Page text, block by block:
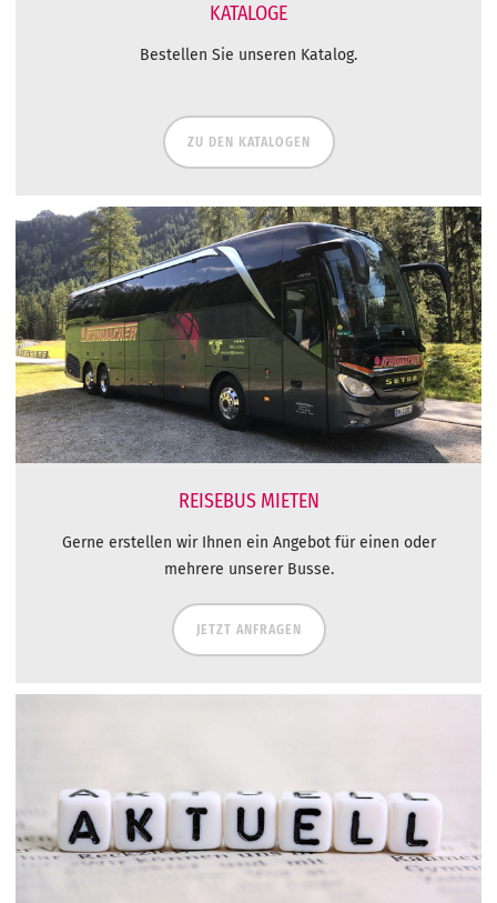
KATALOGE
Bestellen Sie unseren Katalog.
ZU DEN KATALOGEN
REISEBUS MIETEN
Gerne erstellen wir Ihnen ein Angebot für einen oder
mehrere unserer Busse.
JETZT ANFRAGEN